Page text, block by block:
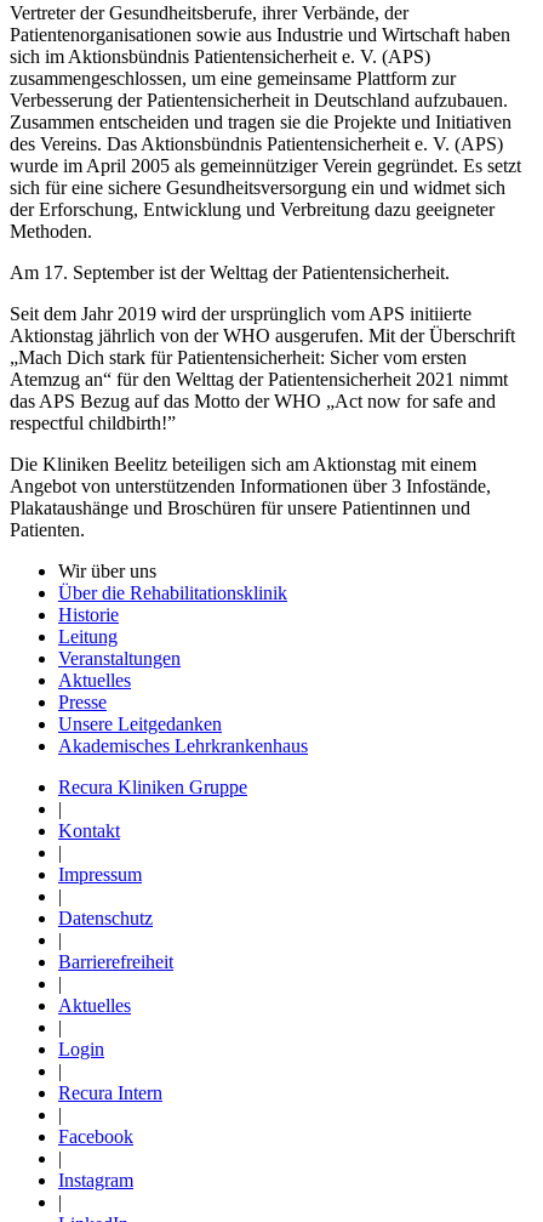
Vertreter der Gesundheitsberufe, ihrer Verbände, der
Patientenorganisationen sowie aus Industrie und Wirtschaft haben
sich im Aktionsbündnis Patientensicherheit e. V. (APS)
zusammengeschlossen, um eine gemeinsame Plattform zur
Verbesserung der Patientensicherheit in Deutschland aufzubauen.
Zusammen entscheiden und tragen sie die Projekte und Initiativen
des Vereins. Das Aktionsbündnis Patientensicherheit e. V. (APS)
wurde im April 2005 als gemeinnütziger Verein gegründet. Es setzt
sich für eine sichere Gesundheitsversorgung ein und widmet sich
der Erforschung, Entwicklung und Verbreitung dazu geeigneter
Methoden.
Am 17. September ist der Welttag der Patientensicherheit.
Seit dem Jahr 2019 wird der ursprünglich vom APS initiierte
Aktionstag jährlich von der WHO ausgerufen. Mit der Überschrift
„Mach Dich stark für Patientensicherheit: Sicher vom ersten
Atemzug an“ für den Welttag der Patientensicherheit 2021 nimmt
das APS Bezug auf das Motto der WHO „Act now for safe and
respectful childbirth!”
Die Kliniken Beelitz beteiligen sich am Aktionstag mit einem
Angebot von unterstützenden Informationen über 3 Infostände,
Plakataushänge und Broschüren für unsere Patientinnen und
Patienten.
Wir über uns
Über die Rehabilitationsklinik
Historie
Leitung
Veranstaltungen
Aktuelles
Presse
Unsere Leitgedanken
Akademisches Lehrkrankenhaus
Recura Kliniken Gruppe
|
Kontakt
|
Impressum
|
Datenschutz
|
Barrierefreiheit
|
Aktuelles
|
Login
|
Recura Intern
|
Facebook
|
Instagram
|